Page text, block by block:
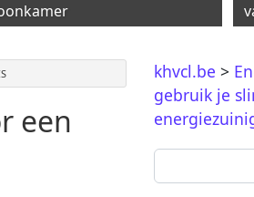
een
khvcl.be >
gebruik je
Search for: